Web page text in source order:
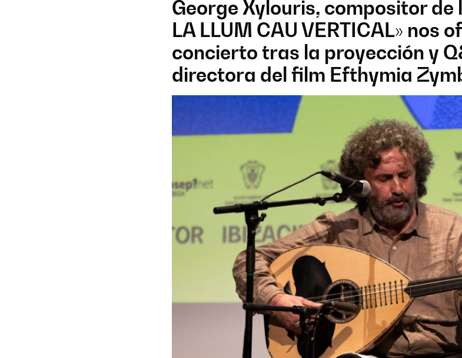
George Xylouris, compositor de
LA LLUM CAU VERTICAL» nos
concierto tras la proyección y
directora del film Efthymia